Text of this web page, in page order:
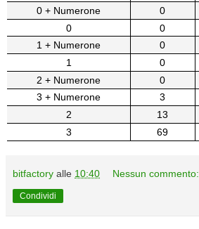
0 + Numerone
0
0
0
1 + Numerone
0
1
0
2 + Numerone
0
3 + Numerone
3
2
13
3
69
bitfactory alle 10:40 Nessun commento:
Condividi